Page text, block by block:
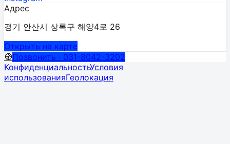
Адрес
경기 안산시 상록구 해양4로 26
Открыть на карте
🧭Позвонить · 031-8042-3202
КонфиденциальностьУсловия
использованияГеолокация